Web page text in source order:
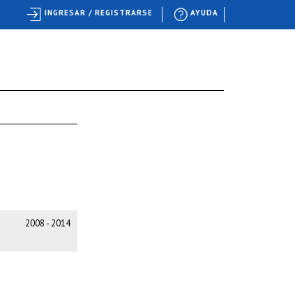
2008 - 2014
AYUDA
INGRESAR / REGISTRARSE